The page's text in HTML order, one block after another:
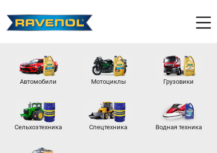
Автомобили Мотоциклы Грузовики
Сельхозтехника Спецтехника Водная техника